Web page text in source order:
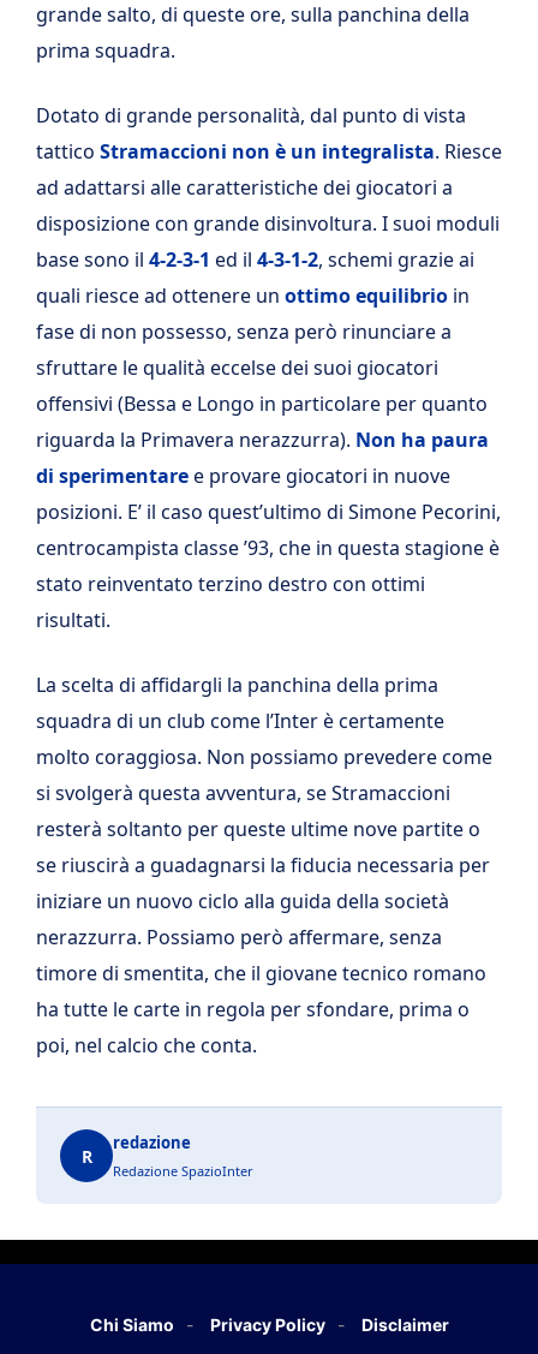
grande salto, di queste ore, sulla panchina della
prima squadra.
Dotato di grande personalità, dal punto di vista
tattico Stramaccioni non è un integralista. Riesce
ad adattarsi alle caratteristiche dei giocatori a
disposizione con grande disinvoltura. I suoi moduli
base sono il 4-2-3-1 ed il 4-3-1-2, schemi grazie ai
quali riesce ad ottenere un ottimo equilibrio in
fase di non possesso, senza però rinunciare a
sfruttare le qualità eccelse dei suoi giocatori
offensivi (Bessa e Longo in particolare per quanto
riguarda la Primavera nerazzurra). Non ha paura
di sperimentaree provare giocatori in nuove
posizioni. E’ il caso quest’ultimo di Simone Pecorini,
centrocampista classe ’93, che in questa stagione è
stato reinventato terzino destro con ottimi
risultati.
La scelta di affidargli la panchina della prima
squadra di un club come l’Inter è certamente
molto coraggiosa. Non possiamo prevedere come
si svolgerà questa avventura, se Stramaccioni
resterà soltanto per queste ultime nove partite o
se riuscirà a guadagnarsi la fiducia necessaria per
iniziare un nuovo ciclo alla guida della società
nerazzurra. Possiamo però affermare, senza
timore di smentita, che il giovane tecnico romano
ha tutte le carte in regola per sfondare, prima o
poi, nel calcio che conta.
R
redazione
Redazione SpazioInter
Chi Siamo Privacy Policy Disclaimer